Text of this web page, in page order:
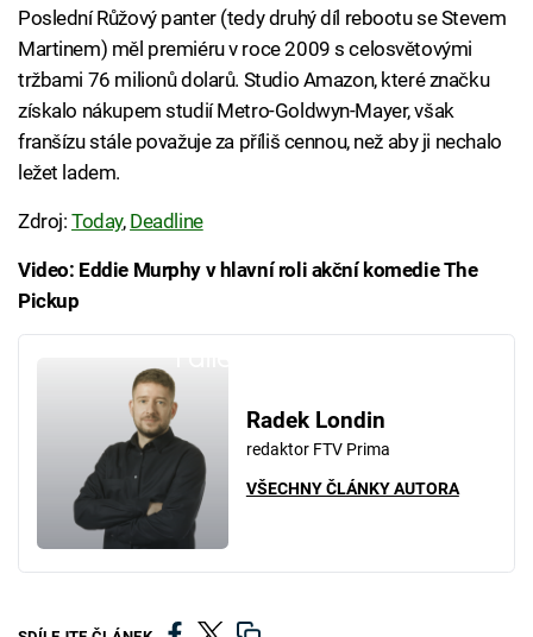
Poslední Růžový panter (tedy druhý díl rebootu se Stevem
Martinem) měl premiéru v roce 2009 s celosvětovými
tržbami 76 milionů dolarů. Studio Amazon, které značku
získalo nákupem studií Metro-Goldwyn-Mayer, však
franšízu stále považuje za příliš cennou, než aby ji nechalo
ležet ladem.
Zdroj:Today, Deadline
Video: Eddie Murphy v hlavní roli akční komedie The
Pickup
Radek Londin
redaktor FTV Prima
VŠECHNY ČLÁNKY AUTORA